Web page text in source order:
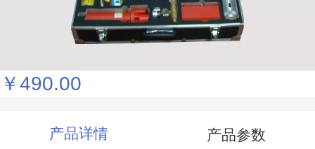
合金仪器箱 （精品推荐）消防器材应急箱 定
做多功能铝合金航空箱 工具箱仪器箱 安全密
码箱 演出音响灯光周转箱
￥490.00
产品详情 产品参数